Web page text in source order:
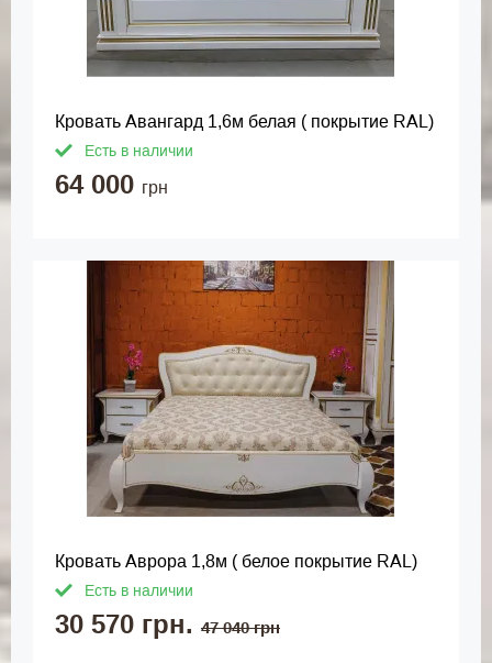
Кровать Авангард 1,6м белая ( покрытие RAL)
Есть в наличии
64 000 грн
Кровать Аврора 1,8м ( белое покрытие RAL)
Есть в наличии
30 570 грн. 47 040 грн